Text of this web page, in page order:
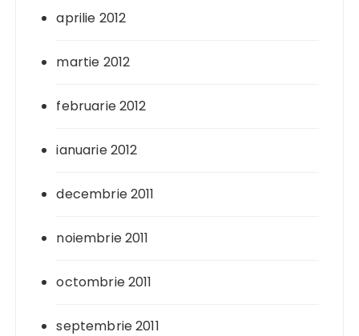
aprilie 2012
martie 2012
februarie 2012
ianuarie 2012
decembrie 2011
noiembrie 2011
octombrie 2011
septembrie 2011